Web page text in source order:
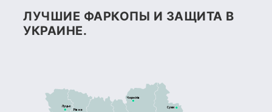
ЛУЧШИЕ ФАРКОПЫ И ЗАЩИТА В
УКРАИНЕ.
Луцьк
Рівне
Суми
Чернігів